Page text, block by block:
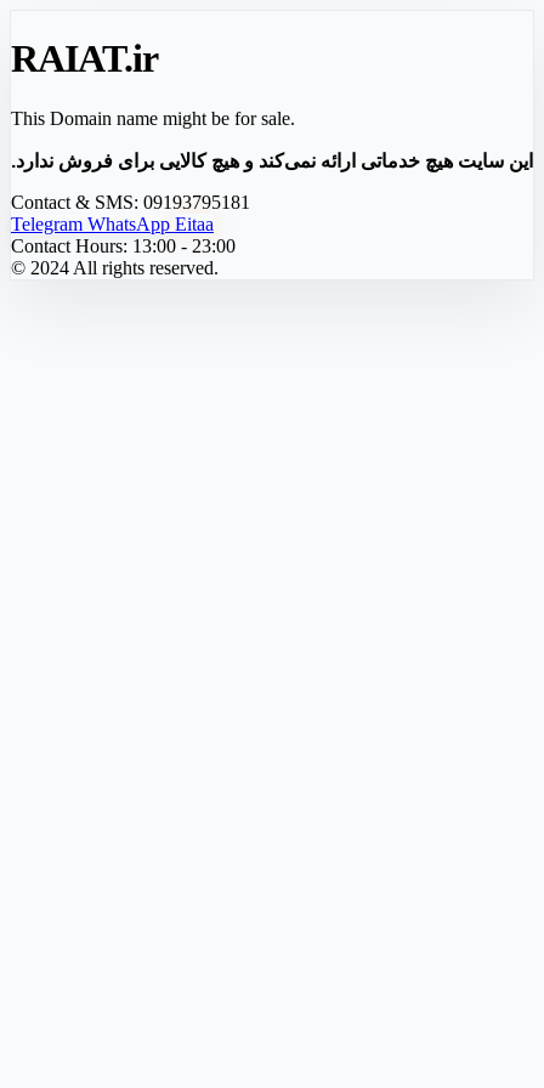
RAIAT.ir
This Domain name might be for sale.
این سایت هیچ خدماتی ارائه نمی‌کند و هیچ کالایی برای فروش ندارد.
Contact & SMS: 09193795181
Telegram WhatsApp Eitaa
Contact Hours: 13:00 - 23:00
© 2024 All rights reserved.